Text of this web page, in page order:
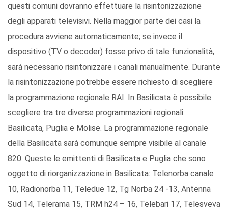
questi comuni dovranno effettuare la risintonizzazione
degli apparati televisivi. Nella maggior parte dei casi la
procedura avviene automaticamente; se invece il
dispositivo (TV o decoder) fosse privo di tale funzionalità,
sarà necessario risintonizzare i canali manualmente. Durante
la risintonizzazione potrebbe essere richiesto di scegliere
la programmazione regionale RAI. In Basilicata è possibile
scegliere tra tre diverse programmazioni regionali:
Basilicata, Puglia e Molise. La programmazione regionale
della Basilicata sarà comunque sempre visibile al canale
820. Queste le emittenti di Basilicata e Puglia che sono
oggetto di riorganizzazione in Basilicata: Telenorba canale
10, Radionorba 11, Teledue 12, Tg Norba 24 -13, Antenna
Sud 14, Telerama 15, TRM h24 – 16, Telebari 17, Telesveva